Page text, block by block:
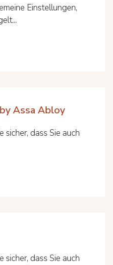
Einstellungen,
Assa Abloy
dass Sie auch
dass Sie auch